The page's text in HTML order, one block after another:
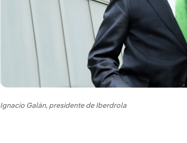
Ignacio Galán, presidente de Iberdrola